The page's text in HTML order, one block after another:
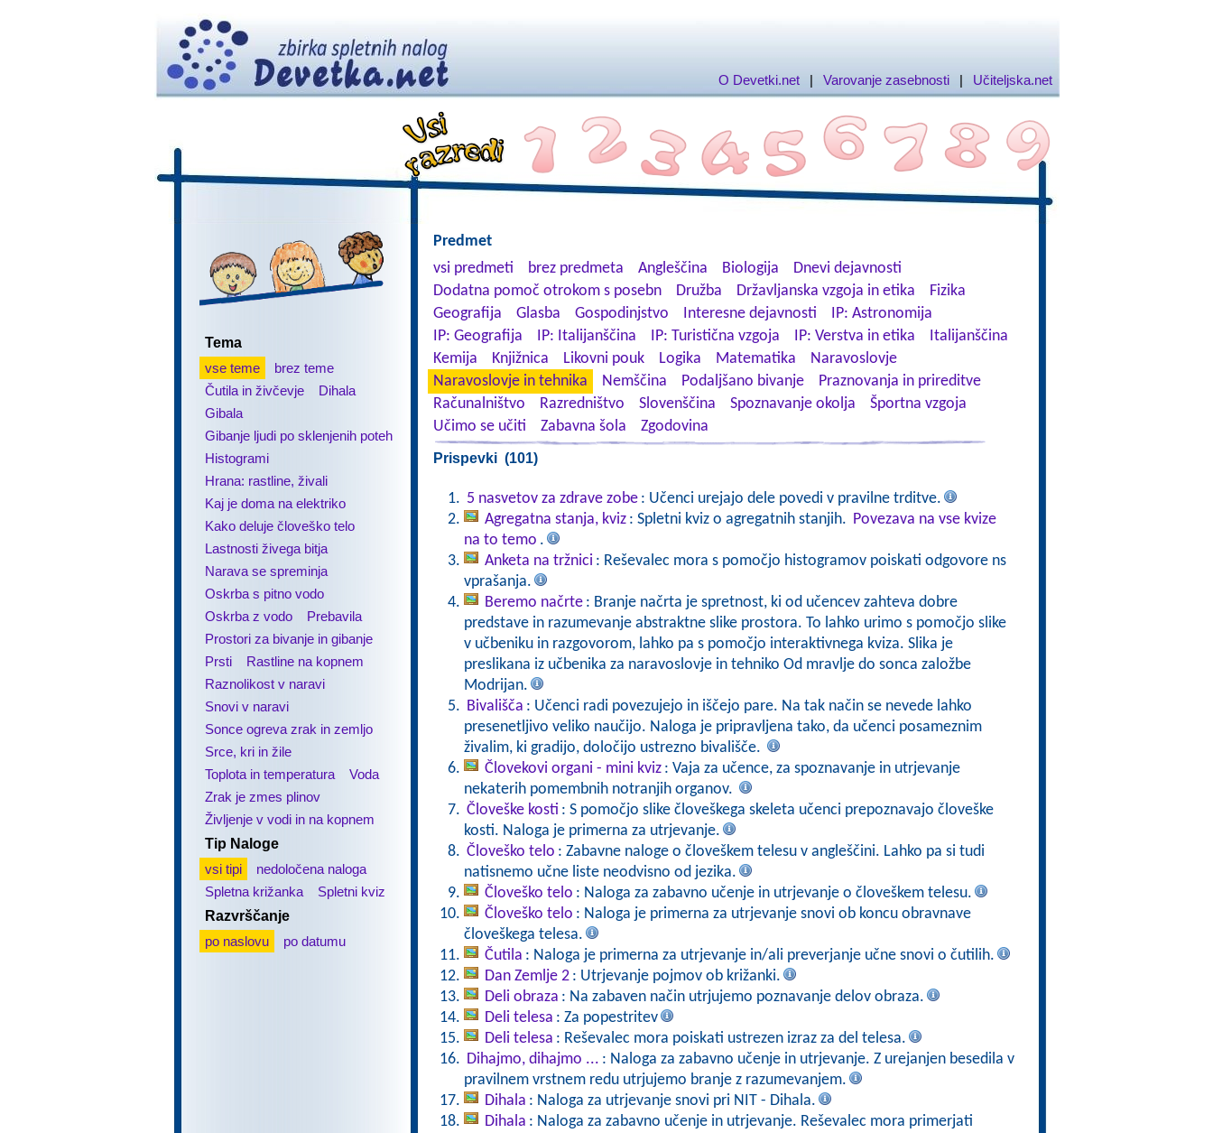
O Devetki.net | Varovanje zasebnosti | Učiteljska.net
Tema
vse teme
brez teme
Čutila in živčevje
Dihala
Gibala
Gibanje ljudi po sklenjenih poteh
Histogrami
Hrana: rastline, živali
Kaj je doma na elektriko
Kako deluje človeško telo
Lastnosti živega bitja
Narava se spreminja
Oskrba s pitno vodo
Oskrba z vodo
Prebavila
Prostori za bivanje in gibanje
Prsti
Rastline na kopnem
Raznolikost v naravi
Snovi v naravi
Sonce ogreva zrak in zemljo
Srce, kri in žile
Toplota in temperatura
Voda
Zrak je zmes plinov
Življenje v vodi in na kopnem
Tip Naloge
vsi tipi
nedoločena naloga
Spletna križanka
Spletni kviz
Razvrščanje
po naslovu
po datumu
Predmet
vsi predmeti
brez predmeta Angleščina Biologija
Dnevi dejavnosti
Dodatna pomoč otrokom s posebn
Družba Državljanska vzgoja in etika
Fizika
Geografija
Glasba Gospodinjstvo Interesne dejavnosti
IP: Astronomija
IP: Geografija
IP: Italijanščina IP: Turistična vzgoja IP: Verstva in etika
Italijanščina
Kemija
Knjižnica Likovni pouk Logika Matematika
Naravoslovje
Naravoslovje in tehnika
Nemščina Podaljšano bivanje
Praznovanja in prireditve
Računalništvo
Razredništvo Slovenščina Spoznavanje okolja
Športna vzgoja
Učimo se učiti
Zabavna šola Zgodovina
Prispevki (101)
5 nasvetov za zdrave zobe : Učenci urejajo dele povedi v pravilne trditve.
Agregatna stanja, kviz : Spletni kviz o agregatnih stanjih. Povezava na vse kvize
na to temo .
Anketa na tržnici : Reševalec mora s pomočjo histogramov poiskati odgovore ns
vprašanja.
Beremo načrte : Branje načrta je spretnost, ki od učencev zahteva dobre
predstave in razumevanje abstraktne slike prostora. To lahko urimo s pomočjo slike
v učbeniku in razgovorom, lahko pa s pomočjo interaktivnega kviza. Slika je
preslikana iz učbenika za naravoslovje in tehniko Od mravlje do sonca založbe
Modrijan.
Bivališča : Učenci radi povezujejo in iščejo pare. Na tak način se nevede lahko
presenetljivo veliko naučijo. Naloga je pripravljena tako, da učenci posameznim
živalim, ki gradijo, določijo ustrezno bivališče.
Človekovi organi - mini kviz : Vaja za učence, za spoznavanje in utrjevanje
nekaterih pomembnih notranjih organov.
Človeške kosti : S pomočjo slike človeškega skeleta učenci prepoznavajo človeške
kosti. Naloga je primerna za utrjevanje.
Človeško telo : Zabavne naloge o človeškem telesu v angleščini. Lahko pa si tudi
natisnemo učne liste neodvisno od jezika.
Človeško telo : Naloga za zabavno učenje in utrjevanje o človeškem telesu.
Človeško telo : Naloga je primerna za utrjevanje snovi ob koncu obravnave
človeškega telesa.
Čutila : Naloga je primerna za utrjevanje in/ali preverjanje učne snovi o čutilih.
Dan Zemlje 2 : Utrjevanje pojmov ob križanki.
Deli obraza : Na zabaven način utrjujemo poznavanje delov obraza.
Deli telesa : Za popestritev
Deli telesa : Reševalec mora poiskati ustrezen izraz za del telesa.
Dihajmo, dihajmo ... : Naloga za zabavno učenje in utrjevanje. Z urejanjen besedila v
pravilnem vrstnem redu utrjujemo branje z razumevanjem.
Dihala : Naloga za utrjevanje snovi pri NIT - Dihala.
Dihala : Naloga za zabavno učenje in utrjevanje. Reševalec mora primerjati